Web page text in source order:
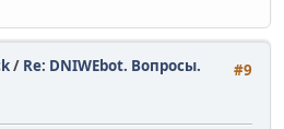
#9
/ Re: DNIWEbot. Вопросы.